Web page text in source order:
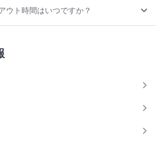
ウト時間はいつですか？